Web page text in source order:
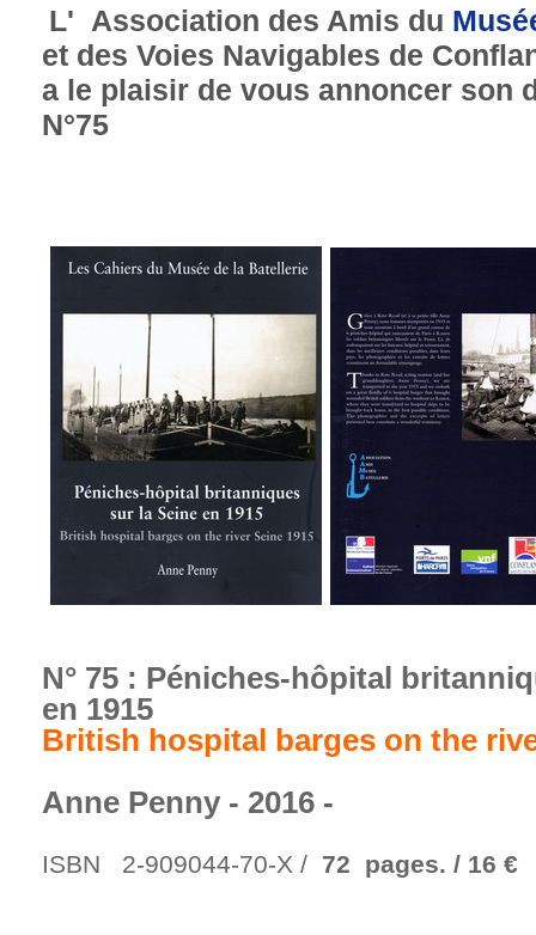
L' Association des Amis du
et des Voies Navigables de
a le plaisir de vous annoncer son
N°75
N° 75 : Péniches-hôpital
en 1915
British hospital barges on the
Anne Penny - 2016 -
ISBN 2-909044-70-X / 72 pages. / 16 €